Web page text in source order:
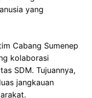
yang
Cabang Sumenep
kolaborasi
SDM. Tujuannya,
jangkauan